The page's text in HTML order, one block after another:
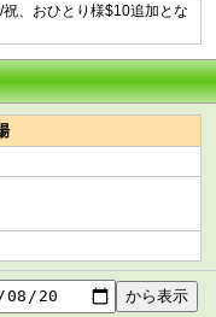
、おひとり様$10追加とな